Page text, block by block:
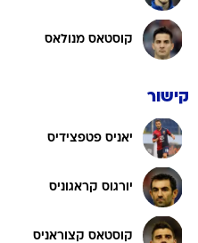
קוסטאס מנולאס
קישור
יאניס פטפצידיס
יורגוס קראגוניס
קוסטאס קצוראניס